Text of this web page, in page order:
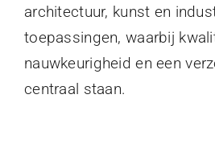
architectuur, kunst en
toepassingen, waarbij
nauwkeurigheid en een
centraal staan.